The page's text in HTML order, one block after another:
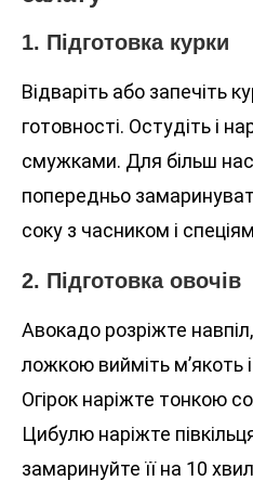
1. Підготовка курки
Відваріть або запечіть
готовності. Остудіть і
смужками. Для більш
попередньо
соку з часником і
2. Підготовка овочів
Авокадо розріжте
ложкою вийміть м’якоть
Огірок наріжте тонкою
Цибулю наріжте
замаринуйте її на 10